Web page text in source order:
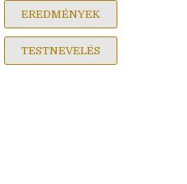
EREDMÉNYEK
TESTNEVELÉS